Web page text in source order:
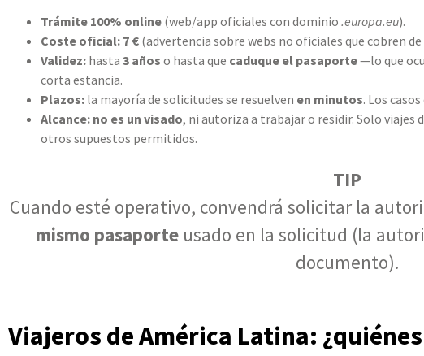
Trámite 100% online (web/app oficiales con dominio .europa.eu).
Coste oficial: 7 € (advertencia sobre webs no oficiales que cobren de
Validez: hasta 3 años o hasta que caduque el pasaporte—lo que
corta estancia.
Plazos: la mayoría de solicitudes se resuelven en minutos. Los
Alcance: no es un visado, ni autoriza a trabajar o residir. Solo viajes
otros supuestos permitidos.
TIP
Cuando esté operativo, convendrá solicitar la
mismo pasaporte usado en la solicitud (la
documento).
Viajeros de América Latina: